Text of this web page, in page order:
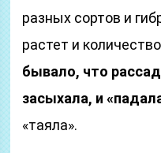
разных сортов и
растет и
бывало, что
засыхала, и
«таяла».